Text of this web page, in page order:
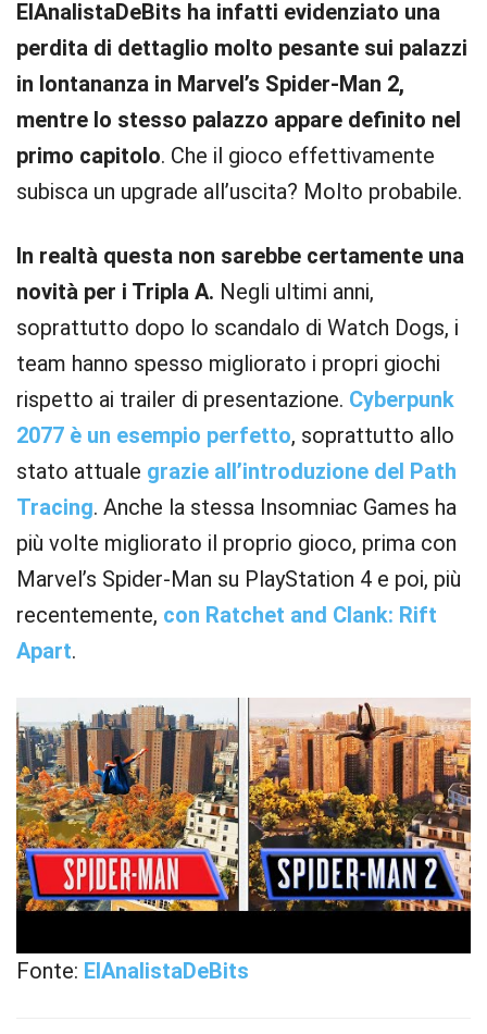
ElAnalistaDeBits ha infatti evidenziato una
perdita di dettaglio molto pesante sui palazzi
in lontananza in Marvel’s Spider-Man 2,
mentre lo stesso palazzo appare definito nel
primo capitolo. Che il gioco effettivamente
subisca un upgrade all’uscita? Molto probabile.
In realtà questa non sarebbe certamente una
novità per i Tripla A. Negli ultimi anni,
soprattutto dopo lo scandalo di Watch Dogs, i
team hanno spesso migliorato i propri giochi
rispetto ai trailer di presentazione. Cyberpunk
2077 è un esempio perfetto, soprattutto allo
stato attuale grazie all’introduzione del Path
Tracing. Anche la stessa Insomniac Games ha
più volte migliorato il proprio gioco, prima con
Marvel’s Spider-Man su PlayStation 4 e poi, più
recentemente, con Ratchet and Clank: Rift
Apart.
Fonte: ElAnalistaDeBits